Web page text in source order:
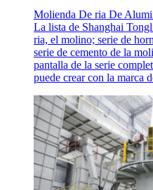
Molienda De ria De
La lista de Shanghai
ria, el molino; serie de
serie de cemento de la
pantalla de la serie
puede crear con la marca